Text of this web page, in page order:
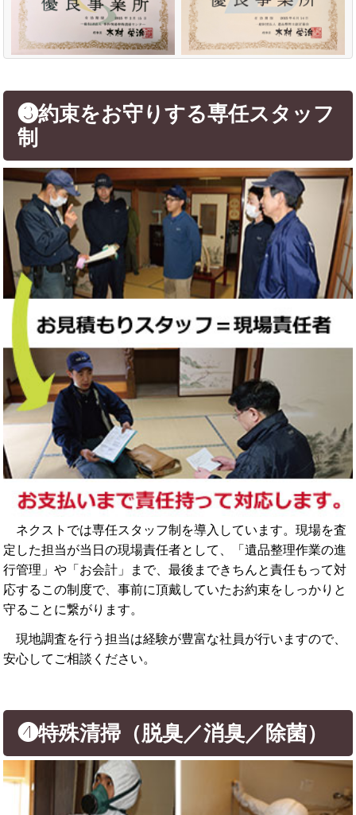
❸約束をお守りする専任スタッフ
制
ネクストでは専任スタッフ制を導入しています。現場を査
定した担当が当日の現場責任者として、「遺品整理作業の進
行管理」や「お会計」まで、最後まできちんと責任もって対
応するこの制度で、事前に頂戴していたお約束をしっかりと
守ることに繋がります。
現地調査を行う担当は経験が豊富な社員が行いますので、
安心してご相談ください。
❹特殊清掃（脱臭／消臭／除菌）